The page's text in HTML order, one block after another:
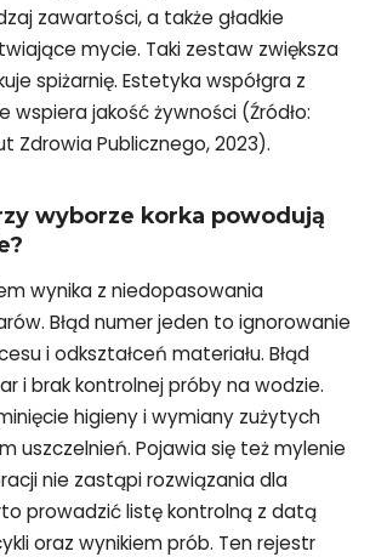
zawartości, a także gładkie
mycie. Taki zestaw zwiększa
spiżarnię. Estetyka współgra z
wspiera jakość żywności (Źródło:
Zdrowia Publicznego, 2023).
wyborze korka powodują
wynika z niedopasowania
Błąd numer jeden to ignorowanie
i odkształceń materiału. Błąd
i brak kontrolnej próby na wodzie.
higieny i wymiany zużytych
uszczelnień. Pojawia się też mylenie
nie zastąpi rozwiązania dla
prowadzić listę kontrolną z datą
oraz wynikiem prób. Ten rejestr